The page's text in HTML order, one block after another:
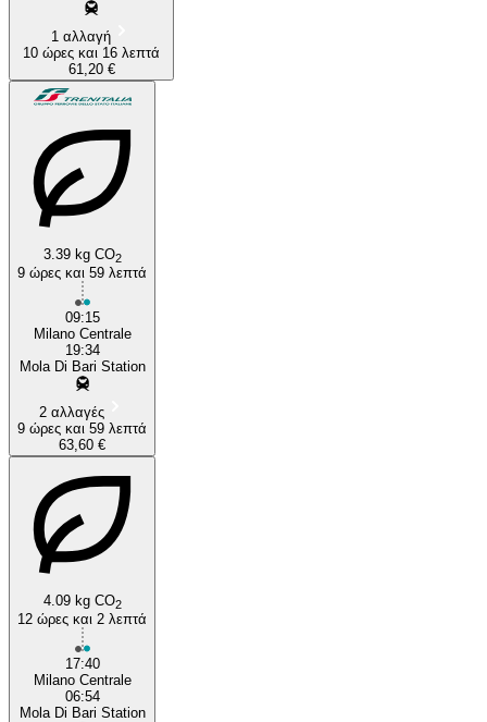
1 αλλαγή
10 ώρες και 16 λεπτά
61,20 €
3.39 kg CO2
9 ώρες και 59 λεπτά
09:15
Milano Centrale
19:34
Mola Di Bari Station
2 αλλαγές
9 ώρες και 59 λεπτά
63,60 €
4.09 kg CO2
12 ώρες και 2 λεπτά
17:40
Milano Centrale
06:54
Mola Di Bari Station